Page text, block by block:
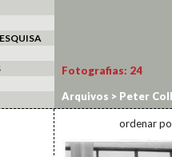
Fotografias: 24
Arquivos > Peter
>Nicolae Ceausescu,
ordenar